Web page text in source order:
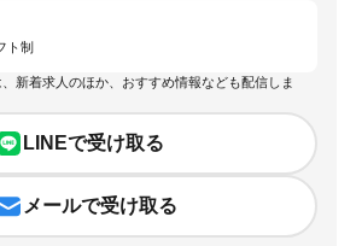
ト制
、新着求人のほか、おすすめ情報なども配信しま
LINEで受け取る
メールで受け取る